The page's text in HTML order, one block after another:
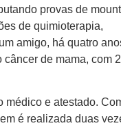
provas de
de quimioterapia,
amigo, há quatro
de mama, com
médico e atestado.
é realizada duas